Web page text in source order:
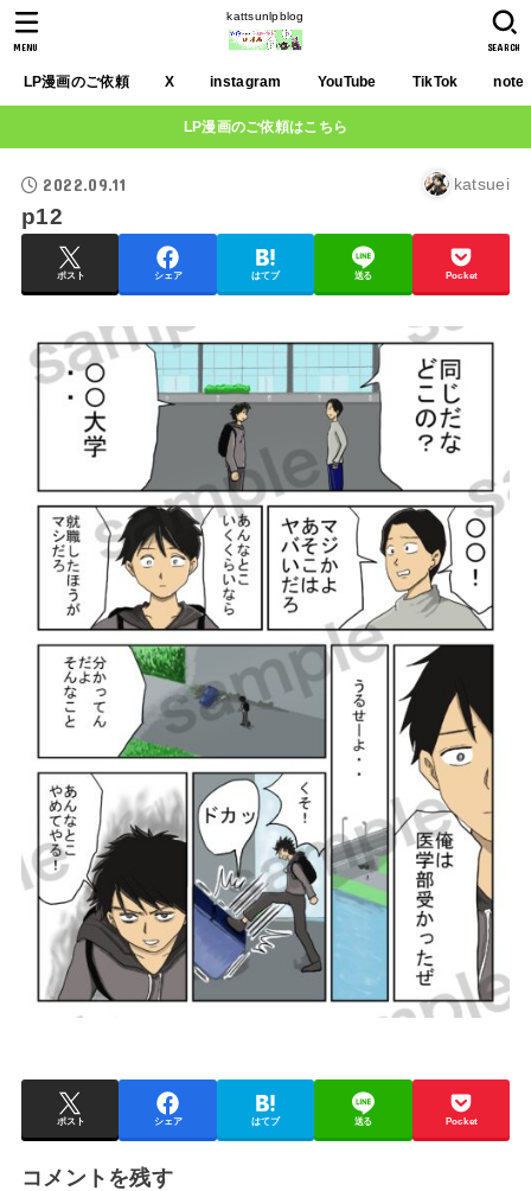
kattsunlpblog
LP漫画のご依頼 X instagram YouTube TikTok note
SEARCH
MENU
LP漫画のご依頼はこちら
2022.09.11 katsuei
p12
ポスト シェア はてブ 送る Pocket
ポスト シェア はてブ 送る Pocket
コメントを残す